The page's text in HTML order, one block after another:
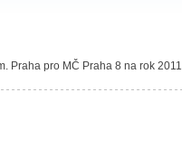
Praha pro MČ Praha 8 na rok 2011